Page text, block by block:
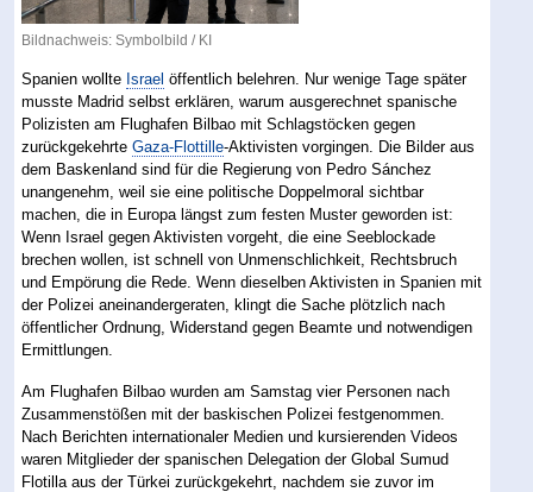
Bildnachweis: Symbolbild / KI
Spanien wollte Israel öffentlich belehren. Nur wenige Tage später
musste Madrid selbst erklären, warum ausgerechnet spanische
Polizisten am Flughafen Bilbao mit Schlagstöcken gegen
zurückgekehrteGaza-Flottille-Aktivisten vorgingen. Die Bilder aus
dem Baskenland sind für die Regierung von Pedro Sánchez
unangenehm, weil sie eine politische Doppelmoral sichtbar
machen, die in Europa längst zum festen Muster geworden ist:
Wenn Israel gegen Aktivisten vorgeht, die eine Seeblockade
brechen wollen, ist schnell von Unmenschlichkeit, Rechtsbruch
und Empörung die Rede. Wenn dieselben Aktivisten in Spanien mit
der Polizei aneinandergeraten, klingt die Sache plötzlich nach
öffentlicher Ordnung, Widerstand gegen Beamte und notwendigen
Ermittlungen.
Am Flughafen Bilbao wurden am Samstag vier Personen nach
Zusammenstößen mit der baskischen Polizei festgenommen.
Nach Berichten internationaler Medien und kursierenden Videos
waren Mitglieder der spanischen Delegation der Global Sumud
Flotilla aus der Türkei zurückgekehrt, nachdem sie zuvor im